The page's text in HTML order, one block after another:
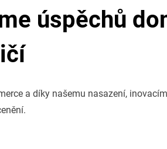
úspěchů
a díky našemu nasazení,